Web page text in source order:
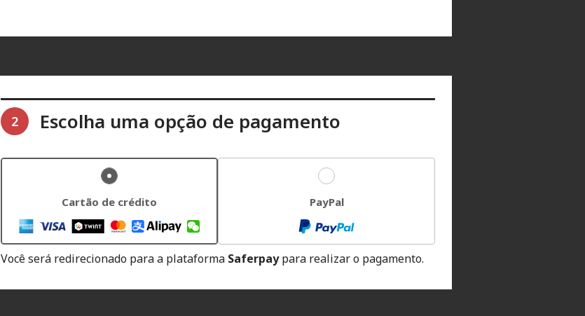
2 Escolha uma opção de pagamento
Cartão de crédito PayPal
Você será redirecionado para a plataforma Saferpaypara realizar o pagamento.